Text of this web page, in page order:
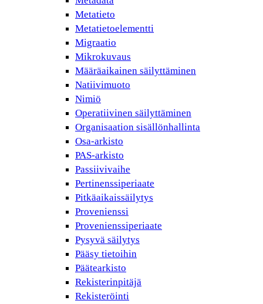
Metatieto
Metatietoelementti
Migraatio
Mikrokuvaus
Määräaikainen säilyttäminen
Natiivimuoto
Nimiö
Operatiivinen säilyttäminen
Organisaation sisällönhallinta
Osa-arkisto
PAS-arkisto
Passiivivaihe
Pertinenssiperiaate
Pitkäaikaissäilytys
Provenienssi
Provenienssiperiaate
Pysyvä säilytys
Pääsy tietoihin
Päätearkisto
Rekisterinpitäjä
Rekisteröinti